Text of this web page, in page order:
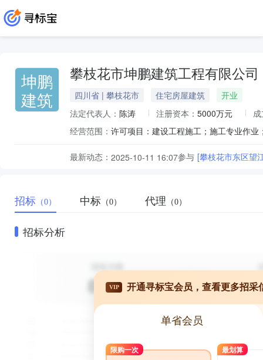
坤鹏
建筑
攀枝花市坤鹏建筑工程有限公司
四川省 | 攀枝花市 住宅房屋建筑
开业
法定代表人： 陈涛 注册资本： 5000万元
经营范围：
最新动态： 2025-10-11 16:07参与 [攀枝花市东区望
招标 （0） 中标 （0） 代理 （0）
招标分析
VIP 开通寻标宝会员，查看更多招采
单省会员
限购一次 最划算